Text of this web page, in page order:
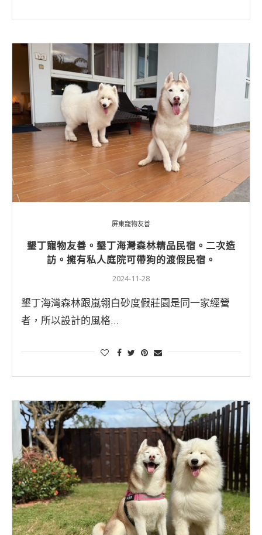
屏東寵物友善
墾丁寵物友善。墾丁海灣森林精品民宿。二次造
訪。擁有私人庭院可帶狗的渡假民宿。
2024-11-28
墾丁海灣森林跟嵐翎白砂度假莊園是同一家經營
者，所以設計的風格…